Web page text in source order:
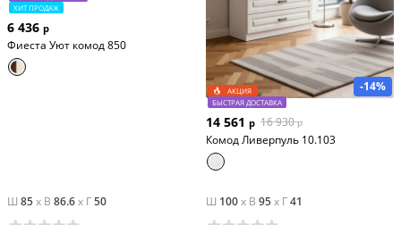
ХИТ ПРОДАЖ
6 436 р
Фиеста Уют комод 850
Ш 85x В 86.6x Г50
-14%
АКЦИЯ
БЫСТРАЯ ДОСТАВКА
14 561 р 16 930 р
Комод Ливерпуль 10.103
Ш 100x В 95x Г41